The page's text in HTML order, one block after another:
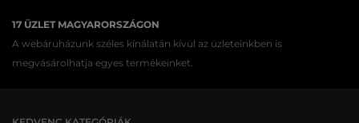
17 ÜZLET MAGYARORSZÁGON
A webáruházunk széles kínálatán kívül az üzleteinkben is
megvásárolhatja egyes termékeinket.